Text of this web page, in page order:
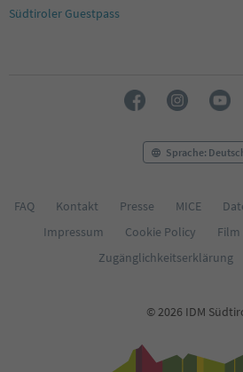
Südtiroler Guestpass
Sprache:
FAQ Kontakt Presse MICE
Impressum
Cookie Policy
Zugänglichkeitserklärung
© 2026 IDM